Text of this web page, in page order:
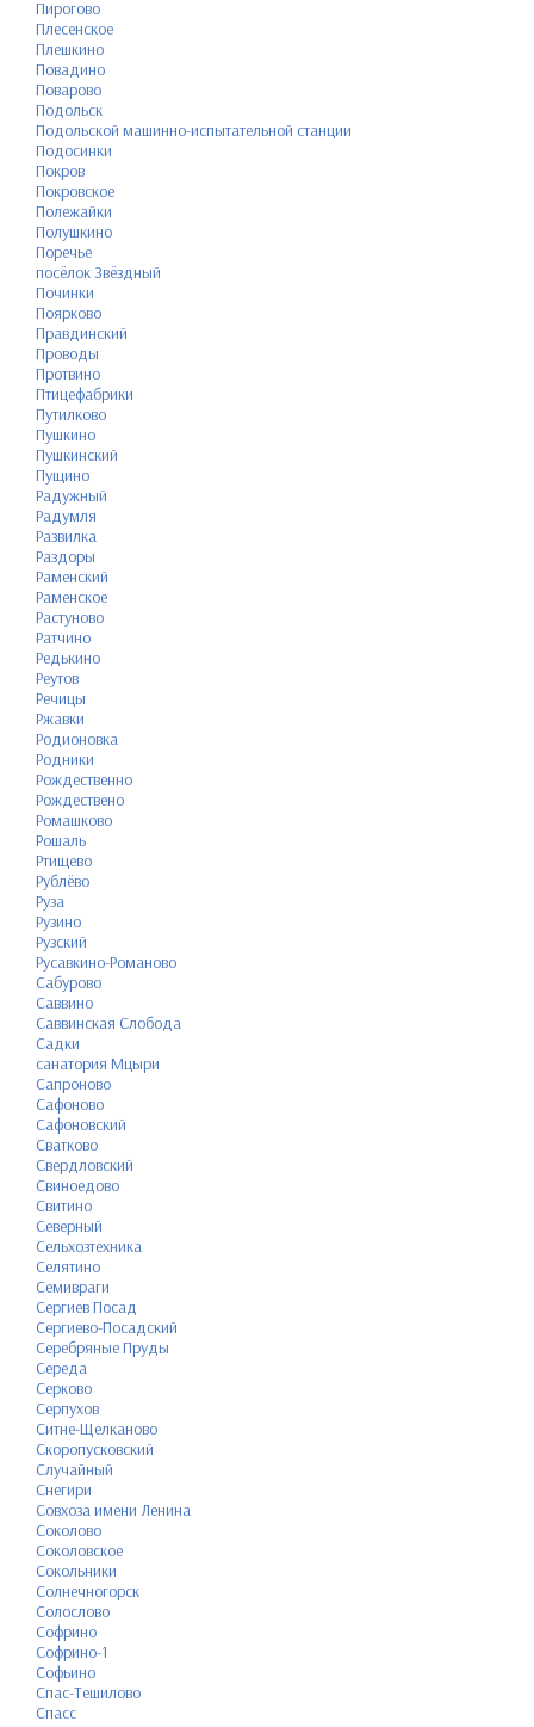
Пирогово
Плесенское
Плешкино
Повадино
Поварово
Подольск
Подольской машинно-испытательной станции
Подосинки
Покров
Покровское
Полежайки
Полушкино
Поречье
посёлок Звёздный
Починки
Поярково
Правдинский
Проводы
Протвино
Птицефабрики
Путилково
Пушкино
Пушкинский
Пущино
Радужный
Радумля
Развилка
Раздоры
Раменский
Раменское
Растуново
Ратчино
Редькино
Реутов
Речицы
Ржавки
Родионовка
Родники
Рождественно
Рождествено
Ромашково
Рошаль
Ртищево
Рублёво
Руза
Рузино
Рузский
Русавкино-Романово
Сабурово
Саввино
Саввинская Слобода
Садки
санатория Мцыри
Сапроново
Сафоново
Сафоновский
Сватково
Свердловский
Свиноедово
Свитино
Северный
Сельхозтехника
Селятино
Семивраги
Сергиев Посад
Сергиево-Посадский
Серебряные Пруды
Середа
Серково
Серпухов
Ситне-Щелканово
Скоропусковский
Случайный
Снегири
Совхоза имени Ленина
Соколово
Соколовское
Сокольники
Солнечногорск
Солослово
Софрино
Софрино-1
Софьино
Спас-Тешилово
Спасс